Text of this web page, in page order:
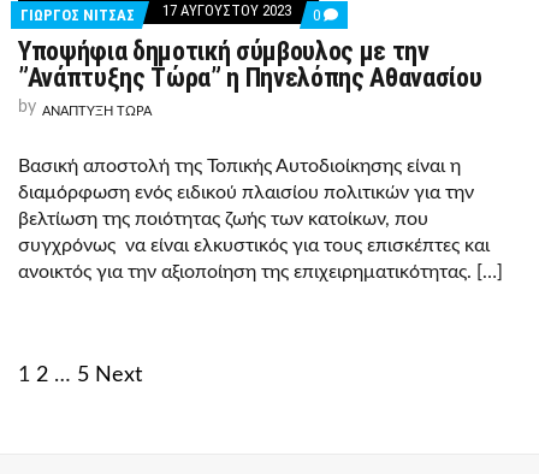
ΓΙΩΡΓΟΣ ΝΙΤΣΑΣ 17 ΑΥΓΟΎΣΤΟΥ 2023 0 COMMENTS
ON
ΥΠΟΨΉΦΙΑ
ΔΗΜΟΤΙΚΉ
ΣΎΜΒΟΥΛΟΣ
ΤΏΡΑ”
Η
ΠΗΝΕΛΌΠΗΣ
ΑΘΑΝΑΣΊΟΥ
Υποψήφια δημοτική σύμβουλος με την
”Ανάπτυξης Τώρα” η Πηνελόπης Αθανασίου
by ΑΝΑΠΤΥΞΗ ΤΩΡΑ
Βασική αποστολή της Τοπικής Αυτοδιοίκησης είναι η
διαμόρφωση ενός ειδικού πλαισίου πολιτικών για την
βελτίωση της ποιότητας ζωής των κατοίκων, που
συγχρόνως να είναι ελκυστικός για τους επισκέπτες και
ανοικτός για την αξιοποίηση της επιχειρηματικότητας. […]
Posts
1 2 … 5 Next